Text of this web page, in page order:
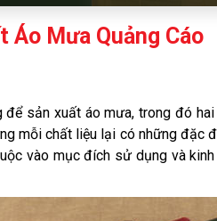
Áo Mưa Quảng Cáo
sản xuất áo mưa, trong đó
mỗi chất liệu lại có những đặc
vào mục đích sử dụng và